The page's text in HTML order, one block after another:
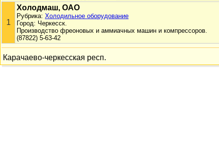
1
Холодмаш, ОАО
Рубрика: Холодильное оборудование
Город: Черкесск.
Производство фреоновых и аммиачных машин и компрессоров.
(87822) 5-63-42
Карачаево-черкесская респ.